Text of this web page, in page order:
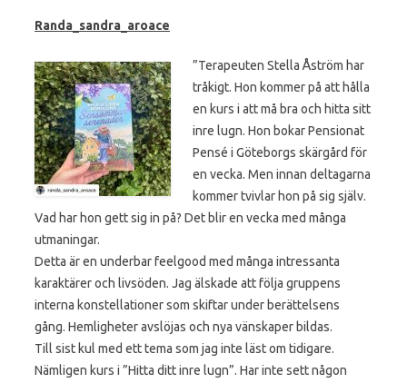
Randa_sandra_aroace
”Terapeuten Stella Åström har
tråkigt. Hon kommer på att hålla
en kurs i att må bra och hitta sitt
inre lugn. Hon bokar Pensionat
Pensé i Göteborgs skärgård för
en vecka. Men innan deltagarna
kommer tvivlar hon på sig själv.
Vad har hon gett sig in på? Det blir en vecka med många
utmaningar.
Detta är en underbar feelgood med många intressanta
karaktärer och livsöden. Jag älskade att följa gruppens
interna konstellationer som skiftar under berättelsens
gång. Hemligheter avslöjas och nya vänskaper bildas.
Till sist kul med ett tema som jag inte läst om tidigare.
Nämligen kurs i ”Hitta ditt inre lugn”. Har inte sett någon